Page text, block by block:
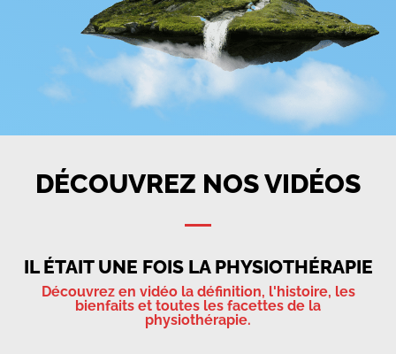
DÉCOUVREZ NOS VIDÉOS
IL ÉTAIT UNE FOIS LA PHYSIOTHÉRAPIE
Découvrez en vidéo la définition, l'histoire, les
bienfaits et toutes les facettes de la
physiothérapie.